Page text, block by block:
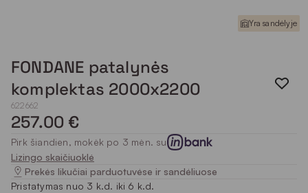
Yra sandėlyje
FONDANE patalynės
komplektas 2000x2200
622662
257.00 €
Pirk šiandien, mokėk po 3 mėn. su
Lizingo skaičiuoklė
Prekės likučiai parduotuvėse ir sandėliuose
Pristatymas nuo 3 k.d. iki 6 k.d.